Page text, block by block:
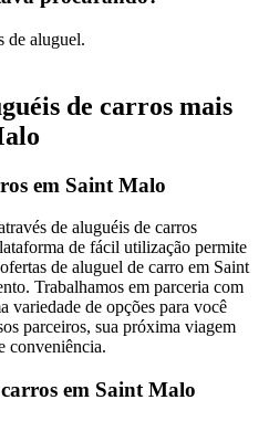
de aluguel.
de carros mais
em Saint Malo
de aluguéis de carros
de fácil utilização permite
de aluguel de carro em Saint
Trabalhamos em parceria com
variedade de opções para você
parceiros, sua próxima viagem
conveniência.
em Saint Malo